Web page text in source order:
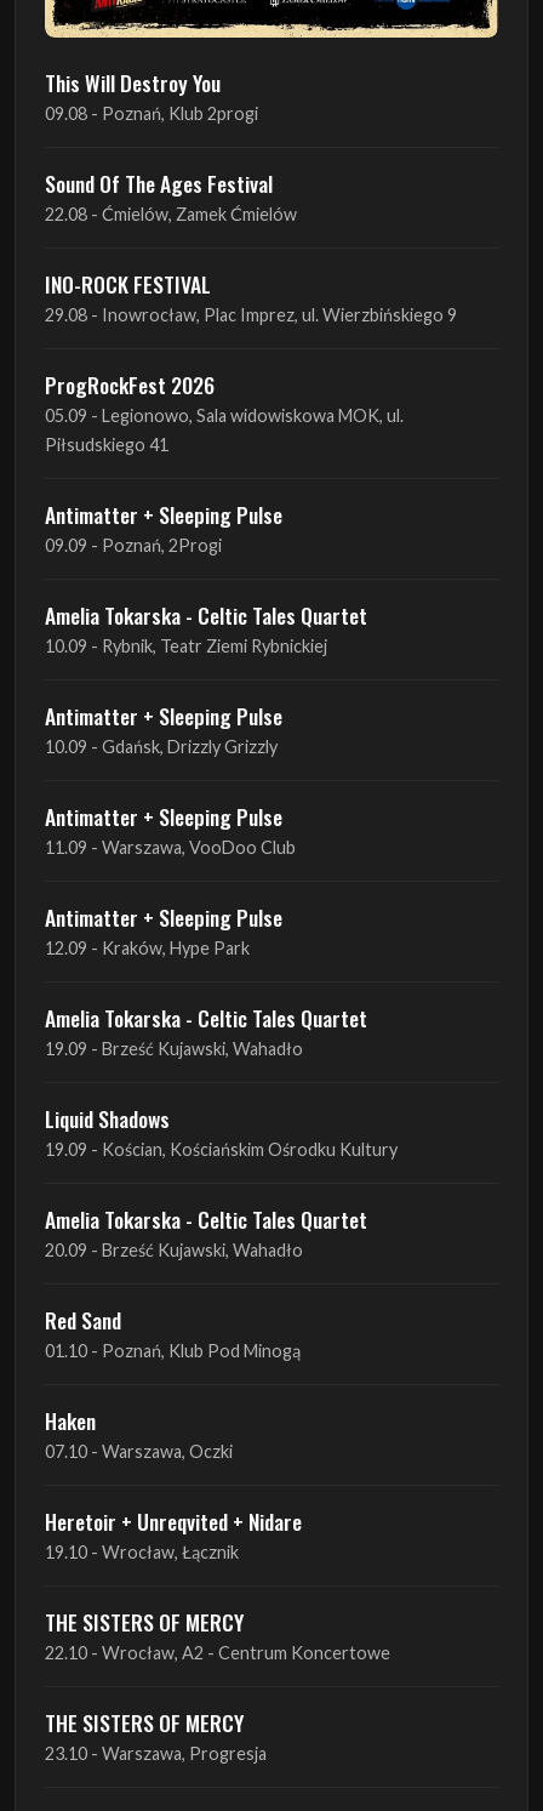
This Will Destroy You
09.08 - Poznań, Klub 2progi
Sound Of The Ages Festival
22.08 - Ćmielów, Zamek Ćmielów
INO-ROCK FESTIVAL
29.08 - Inowrocław, Plac Imprez, ul. Wierzbińskiego 9
ProgRockFest 2026
05.09 - Legionowo, Sala widowiskowa MOK, ul.
Piłsudskiego 41
Antimatter + Sleeping Pulse
09.09 - Poznań, 2Progi
Amelia Tokarska - Celtic Tales Quartet
10.09 - Rybnik, Teatr Ziemi Rybnickiej
Antimatter + Sleeping Pulse
10.09 - Gdańsk, Drizzly Grizzly
Antimatter + Sleeping Pulse
11.09 - Warszawa, VooDoo Club
Antimatter + Sleeping Pulse
12.09 - Kraków, Hype Park
Amelia Tokarska - Celtic Tales Quartet
19.09 - Brześć Kujawski, Wahadło
Liquid Shadows
19.09 - Kościan, Kościańskim Ośrodku Kultury
Amelia Tokarska - Celtic Tales Quartet
20.09 - Brześć Kujawski, Wahadło
Red Sand
01.10 - Poznań, Klub Pod Minogą
Haken
07.10 - Warszawa, Oczki
Heretoir + Unreqvited + Nidare
19.10 - Wrocław, Łącznik
THE SISTERS OF MERCY
22.10 - Wrocław, A2 - Centrum Koncertowe
THE SISTERS OF MERCY
23.10 - Warszawa, Progresja